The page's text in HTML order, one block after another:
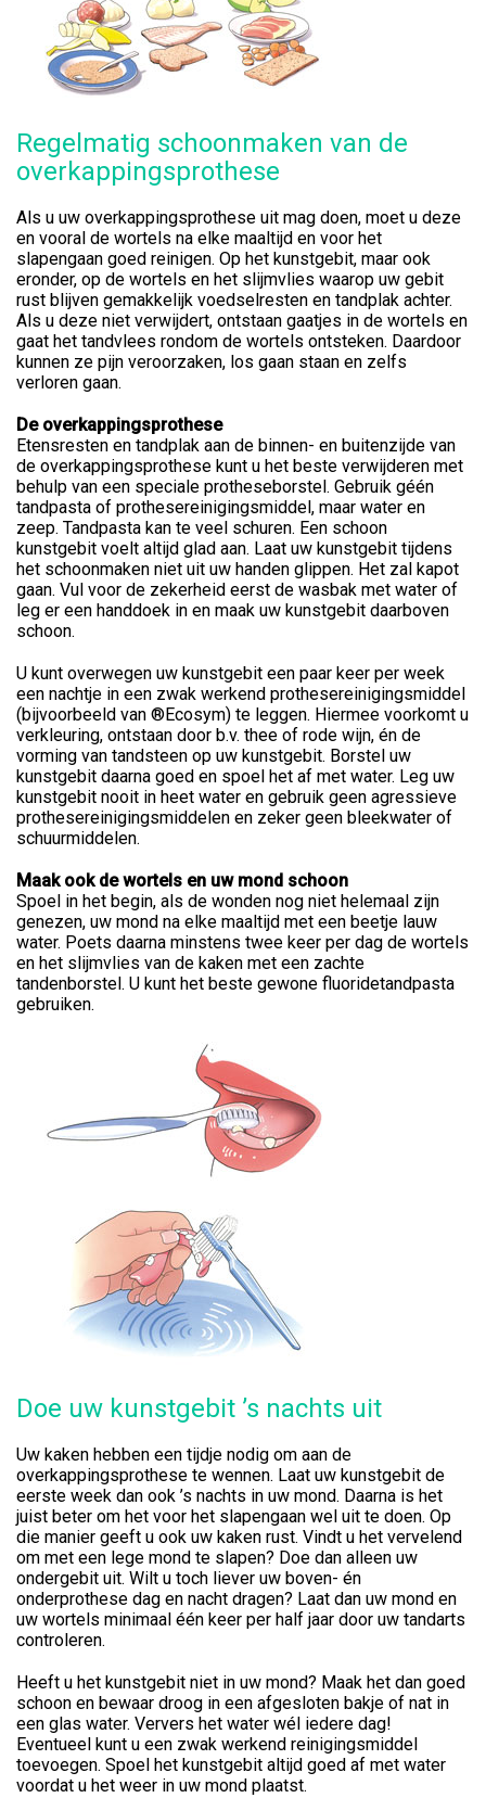
Regelmatig schoonmaken van de
overkappingsprothese
Als u uw overkappingsprothese uit mag doen, moet u deze
en vooral de wortels na elke maaltijd en voor het
slapengaan goed reinigen. Op het kunstgebit, maar ook
eronder, op de wortels en het slijmvlies waarop uw gebit
rust blijven gemakkelijk voedselresten en tandplak achter.
Als u deze niet verwijdert, ontstaan gaatjes in de wortels en
gaat het tandvlees rondom de wortels ontsteken. Daardoor
kunnen ze pijn veroorzaken, los gaan staan en zelfs
verloren gaan.
De overkappingsprothese
Etensresten en tandplak aan de binnen- en buitenzijde van
de overkappingsprothese kunt u het beste verwijderen met
behulp van een speciale protheseborstel. Gebruik géén
tandpasta of prothesereinigingsmiddel, maar water en
zeep. Tandpasta kan te veel schuren. Een schoon
kunstgebit voelt altijd glad aan. Laat uw kunstgebit tijdens
het schoonmaken niet uit uw handen glippen. Het zal kapot
gaan. Vul voor de zekerheid eerst de wasbak met water of
leg er een handdoek in en maak uw kunstgebit daarboven
schoon.
U kunt overwegen uw kunstgebit een paar keer per week
een nachtje in een zwak werkend prothesereinigingsmiddel
(bijvoorbeeld van ®Ecosym) te leggen. Hiermee voorkomt u
verkleuring, ontstaan door b.v. thee of rode wijn, én de
vorming van tandsteen op uw kunstgebit. Borstel uw
kunstgebit daarna goed en spoel het af met water. Leg uw
kunstgebit nooit in heet water en gebruik geen agressieve
prothesereinigingsmiddelen en zeker geen bleekwater of
schuurmiddelen.
Maak ook de wortels en uw mond schoon
Spoel in het begin, als de wonden nog niet helemaal zijn
genezen, uw mond na elke maaltijd met een beetje lauw
water. Poets daarna minstens twee keer per dag de wortels
en het slijmvlies van de kaken met een zachte
tandenborstel. U kunt het beste gewone fluoridetandpasta
gebruiken.
Doe uw kunstgebit ’s nachts uit
Uw kaken hebben een tijdje nodig om aan de
overkappingsprothese te wennen. Laat uw kunstgebit de
eerste week dan ook ’s nachts in uw mond. Daarna is het
juist beter om het voor het slapengaan wel uit te doen. Op
die manier geeft u ook uw kaken rust. Vindt u het vervelend
om met een lege mond te slapen? Doe dan alleen uw
ondergebit uit. Wilt u toch liever uw boven- én
onderprothese dag en nacht dragen? Laat dan uw mond en
uw wortels minimaal één keer per half jaar door uw tandarts
controleren.
Heeft u het kunstgebit niet in uw mond? Maak het dan goed
schoon en bewaar droog in een afgesloten bakje of nat in
een glas water. Ververs het water wél iedere dag!
Eventueel kunt u een zwak werkend reinigingsmiddel
toevoegen. Spoel het kunstgebit altijd goed af met water
voordat u het weer in uw mond plaatst.